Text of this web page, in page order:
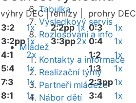
Tabulka
Výsledkový servis
Rozlosování a info
Mládež
Kontakty a informace
Realizační týmy
Partneři mládeže
Nábor dětí
výhry DEC |remízy |
prohry DEC
3:2
1x
3:2pp1x
4:1
2x
5:4
1x
7:3
1x
8:1
1x
2:2pp 1x
3:3pp2x
0:3
1x
0:4
1x
1:2
1x
1:3
1x
2:3pp1x
3:4
1x